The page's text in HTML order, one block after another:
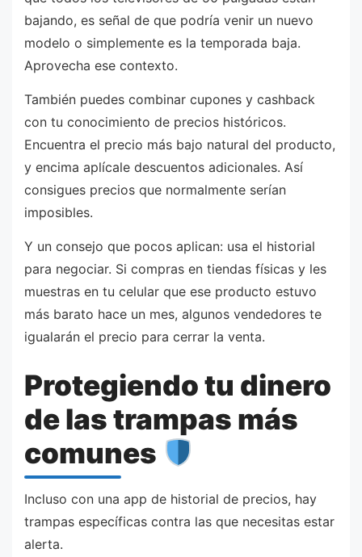
bajando, es señal de que podría venir un nuevo
modelo o simplemente es la temporada baja.
Aprovecha ese contexto.
También puedes combinar cupones y cashback
con tu conocimiento de precios históricos.
Encuentra el precio más bajo natural del producto,
y encima aplícale descuentos adicionales. Así
consigues precios que normalmente serían
imposibles.
Y un consejo que pocos aplican: usa el historial
para negociar. Si compras en tiendas físicas y les
muestras en tu celular que ese producto estuvo
más barato hace un mes, algunos vendedores te
igualarán el precio para cerrar la venta.
Protegiendo tu dinero
de las trampas más
comunes
Incluso con una app de historial de precios, hay
trampas específicas contra las que necesitas estar
alerta.